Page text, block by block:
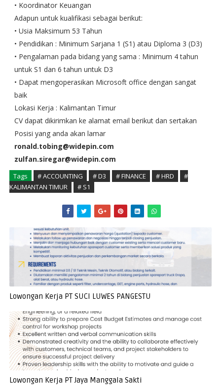
• Koordinator Keuangan
Adapun untuk kualifikasi sebagai berikut:
• Usia Maksimum 53 Tahun
• Pendidikan : Minimum Sarjana 1 (S1) atau Diploma 3 (D3)
• Pengalaman pada bidang yang sama : Minimum 4 tahun
untuk S1 dan 6 tahun untuk D3
• Dapat mengoperasikan Microsoft office dengan sangat
baik
Lokasi Kerja : Kalimantan Timur
CV dapat dikirimkan ke alamat email berikut dan sertakan
Posisi yang anda akan lamar
ronald.tobing@widepin.com
zulfan.siregar@widepin.com
Tags # ACCOUNTING # D3 # FINANCE # HRD
#
KALIMANTAN TIMUR
# S1
Lowongan Kerja PT SUCI LUWES PANGESTU
Lowongan Kerja PT Jaya Manggala Sakti